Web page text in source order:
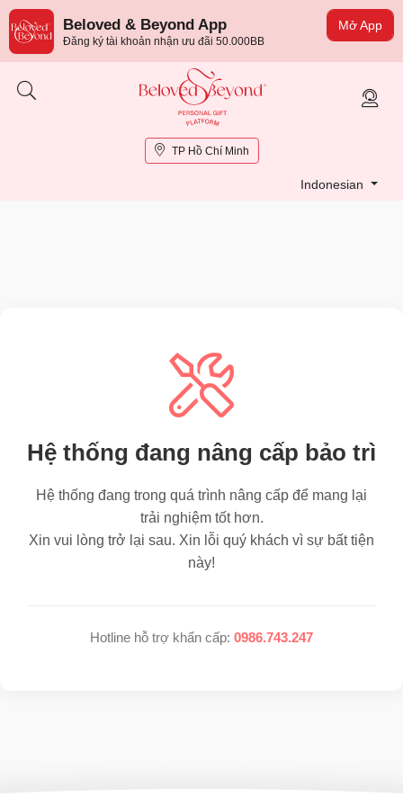
Mở App
Beloved & Beyond App
Đăng ký tài khoản nhận ưu đãi 50.000BB
TP Hồ Chí Minh
Indonesian
Hệ thống đang nâng cấp bảo trì
Hệ thống đang trong quá trình nâng cấp để mang lại
trải nghiệm tốt hơn.
Xin vui lòng trở lại sau. Xin lỗi quý khách vì sự bất tiện
này!
Hotline hỗ trợ khẩn cấp: 0986.743.247